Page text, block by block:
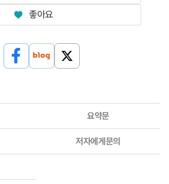
좋아요
요약문
저자에게문의